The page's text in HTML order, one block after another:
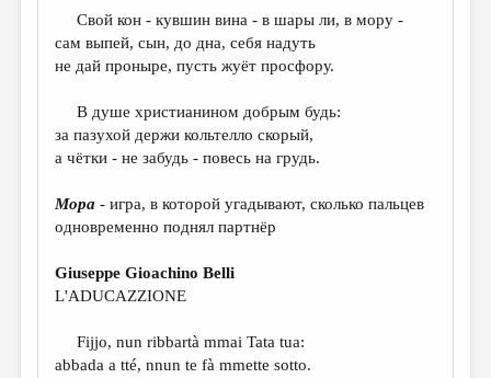
КОНКУРСЫ
КНИЖНАЯ ПОЛКА
ОБЗОР ЛИТЕРАТУРЫ
СТРАНИЦЫ ПАМЯТИ
ОБЪЯВЛЕНИЯ
КОЛОНКА РЕДАКТОРА
ОТ РЕДАКЦИИ
Свой кон - кувшин вина - в шары ли, в мору -
cам выпей, сын, до дна, себя надуть
не дай проныре, пусть жуёт просфору.
В душе христианином добрым будь:
за пазухой держи кольтелло скорый,
а чётки - не забудь - повесь на грудь.
Мора - игра, в которой угадывают, сколько пальцев
одновременно поднял партнёр
Giuseppe Gioachino Belli
L'ADUCAZZIONE
Fijjo, nun ribbartà mmai Tata tua:
abbada a tté, nnun te fà mmette sotto.